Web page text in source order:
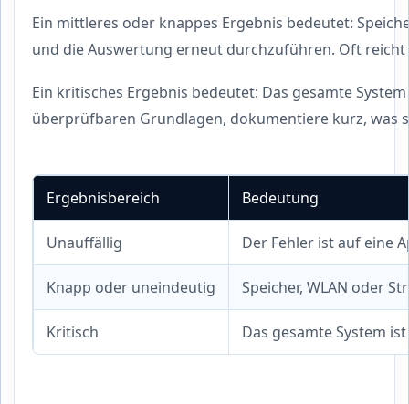
Ein mittleres oder knappes Ergebnis bedeutet:
und die Auswertung erneut durchzuführen. Oft
Ein kritisches Ergebnis bedeutet: Das gesamte
überprüfbaren Grundlagen, dokumentiere kurz, was
Ergebnisbereich Bedeutung
Unauffällig Der Fehler ist auf eine
Knapp oder uneindeutig Speicher, WLAN oder
Kritisch Das gesamte System